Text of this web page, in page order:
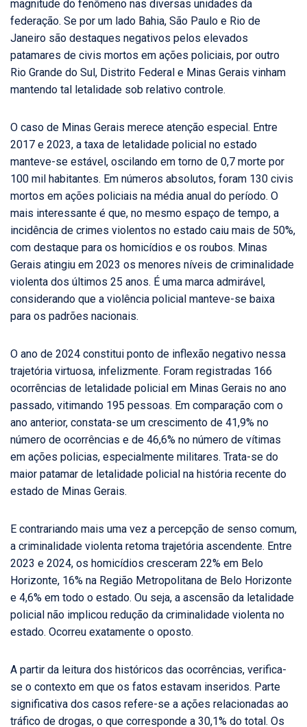
magnitude do fenômeno nas diversas unidades da
federação. Se por um lado Bahia, São Paulo e Rio de
Janeiro são destaques negativos pelos elevados
patamares de civis mortos em ações policiais, por outro
Rio Grande do Sul, Distrito Federal e Minas Gerais vinham
mantendo tal letalidade sob relativo controle.
O caso de Minas Gerais merece atenção especial. Entre
2017 e 2023, a taxa de letalidade policial no estado
manteve-se estável, oscilando em torno de 0,7 morte por
100 mil habitantes. Em números absolutos, foram 130 civis
mortos em ações policiais na média anual do período. O
mais interessante é que, no mesmo espaço de tempo, a
incidência de crimes violentos no estado caiu mais de 50%,
com destaque para os homicídios e os roubos. Minas
Gerais atingiu em 2023 os menores níveis de criminalidade
violenta dos últimos 25 anos. É uma marca admirável,
considerando que a violência policial manteve-se baixa
para os padrões nacionais.
O ano de 2024 constitui ponto de inflexão negativo nessa
trajetória virtuosa, infelizmente. Foram registradas 166
ocorrências de letalidade policial em Minas Gerais no ano
passado, vitimando 195 pessoas. Em comparação com o
ano anterior, constata-se um crescimento de 41,9% no
número de ocorrências e de 46,6% no número de vítimas
em ações policias, especialmente militares. Trata-se do
maior patamar de letalidade policial na história recente do
estado de Minas Gerais.
E contrariando mais uma vez a percepção de senso comum,
a criminalidade violenta retoma trajetória ascendente. Entre
2023 e 2024, os homicídios cresceram 22% em Belo
Horizonte, 16% na Região Metropolitana de Belo Horizonte
e 4,6% em todo o estado. Ou seja, a ascensão da letalidade
policial não implicou redução da criminalidade violenta no
estado. Ocorreu exatamente o oposto.
A partir da leitura dos históricos das ocorrências, verifica-
se o contexto em que os fatos estavam inseridos. Parte
significativa dos casos refere-se a ações relacionadas ao
tráfico de drogas, o que corresponde a 30,1% do total. Os